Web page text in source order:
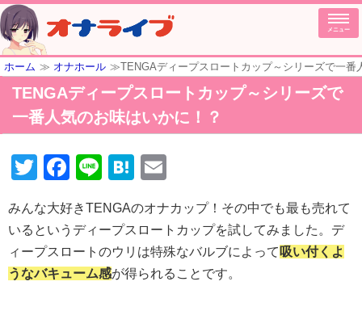
メニュー
ホーム ≫ オナホール ≫TENGAディープスロートカップ～シリーズで一番
TENGAディープスロートカップ～シリーズで
一番人気のお味はいかに！？
TwitterFacebook
LineHatena
みんな大好きTENGAのオナカップ！その中でも最も売れて
いるというディープスロートカップを試してみました。デ
ィープスロートのウリは特殊なバルブによって 吸い付くよ
うなバキューム感が得られることです。